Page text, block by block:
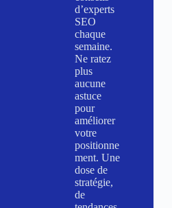
d’experts
SEO
chaque
semaine.
Ne ratez
plus
aucune
astuce
pour
améliorer
votre
positionne
ment. Une
dose de
stratégie,
de